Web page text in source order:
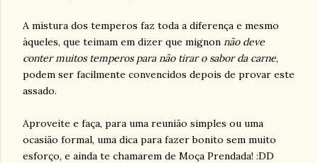
A mistura dos temperos faz toda a diferença e mesmo
àqueles, que teimam em dizer que mignon não deve
conter muitos temperos para não tirar o sabor da carne,
podem ser facilmente convencidos depois de provar este
assado.
Aproveite e faça, para uma reunião simples ou uma
ocasião formal, uma dica para fazer bonito sem muito
esforço, e ainda te chamarem de Moça Prendada! :DD